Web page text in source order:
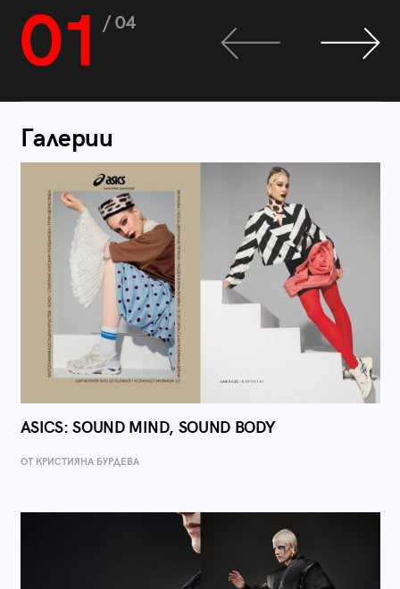
01 / 04
Галерии
ASICS: SOUND MIND, SOUND BODY
ОТ КРИСТИЯНА БУРДЕВА